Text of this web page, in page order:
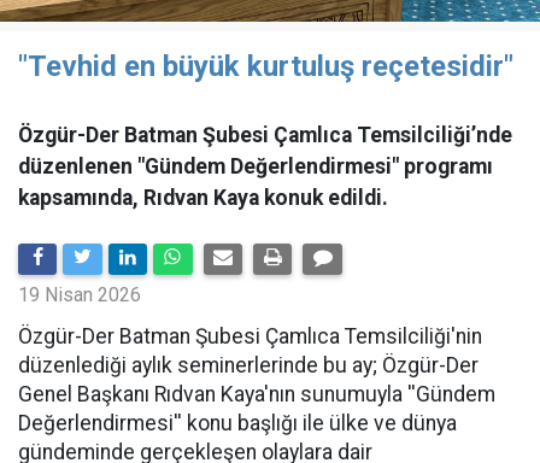
"Tevhid en büyük kurtuluş reçetesidir"
Özgür-Der Batman Şubesi Çamlıca Temsilciliği’nde
düzenlenen "Gündem Değerlendirmesi" programı
kapsamında, Rıdvan Kaya konuk edildi.
19 Nisan 2026
​Özgür-Der Batman Şubesi Çamlıca Temsilciliği'nin
düzenlediği aylık seminerlerinde bu ay; Özgür-Der
Genel Başkanı Rıdvan Kaya'nın sunumuyla ''Gündem
Değerlendirmesi'' konu başlığı ile ülke ve dünya
gündeminde gerçekleşen olaylara dair